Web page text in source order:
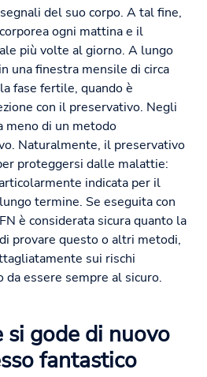
del suo corpo. A tal fine,
ogni mattina e il
più volte al giorno. A lungo
una finestra mensile di circa
fase fertile, quando è
con il preservativo. Negli
meno di un metodo
Naturalmente, il preservativo
proteggersi dalle malattie:
indicata per il
termine. Se eseguita con
è considerata sicura quanto la
provare questo o altri metodi,
sui rischi
essere sempre al sicuro.
si gode di nuovo
fantastico